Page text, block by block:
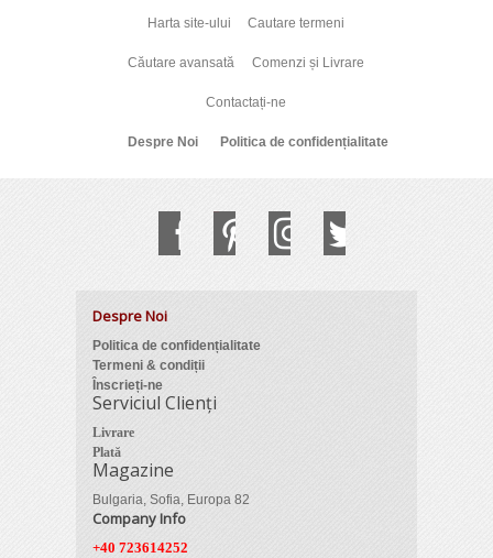
Harta site-ului Cautare termeni
Căutare avansată Comenzi și Livrare
Contactați-ne
Despre Noi Politica de confidențialitate
Despre Noi
Politica de confidențialitate
Termeni & condiții
Înscrieți-ne
Serviciul Clienți
Livrare
Plată
Magazine
Bulgaria, Sofia, Europa 82
Company Info
+40 723614252